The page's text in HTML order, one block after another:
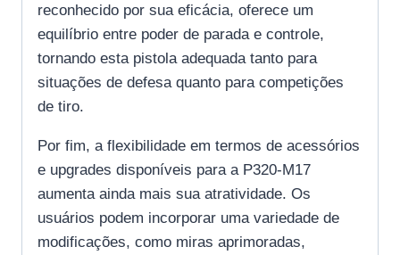
reconhecido por sua eficácia, oferece um
equilíbrio entre poder de parada e controle,
tornando esta pistola adequada tanto para
situações de defesa quanto para competições
de tiro.
Por fim, a flexibilidade em termos de acessórios
e upgrades disponíveis para a P320-M17
aumenta ainda mais sua atratividade. Os
usuários podem incorporar uma variedade de
modificações, como miras aprimoradas,